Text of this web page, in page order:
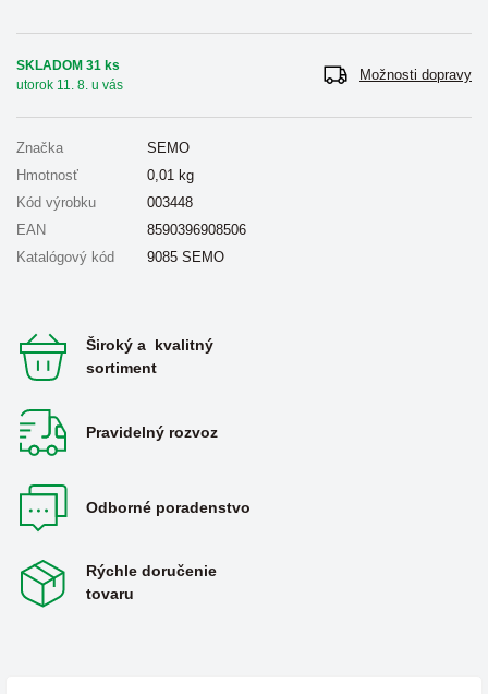
SKLADOM 31 ks
utorok 11. 8. u vás
Možnosti dopravy
Značka
SEMO
Hmotnosť
0,01 kg
Kód výrobku
003448
EAN
8590396908506
Katalógový kód
9085 SEMO
Široký a kvalitný
sortiment
Pravidelný rozvoz
Odborné poradenstvo
Rýchle doručenie
tovaru